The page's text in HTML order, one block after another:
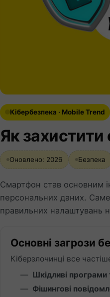
Кібербезпека · Mobile Trend
Як захистити
Оновлено: 2026 Безпека
Смартфон став основним
персональних даних.
правильних налаштувань
Основні загрози
Кіберзлочинці все
Шкідливі програми
Фішингові